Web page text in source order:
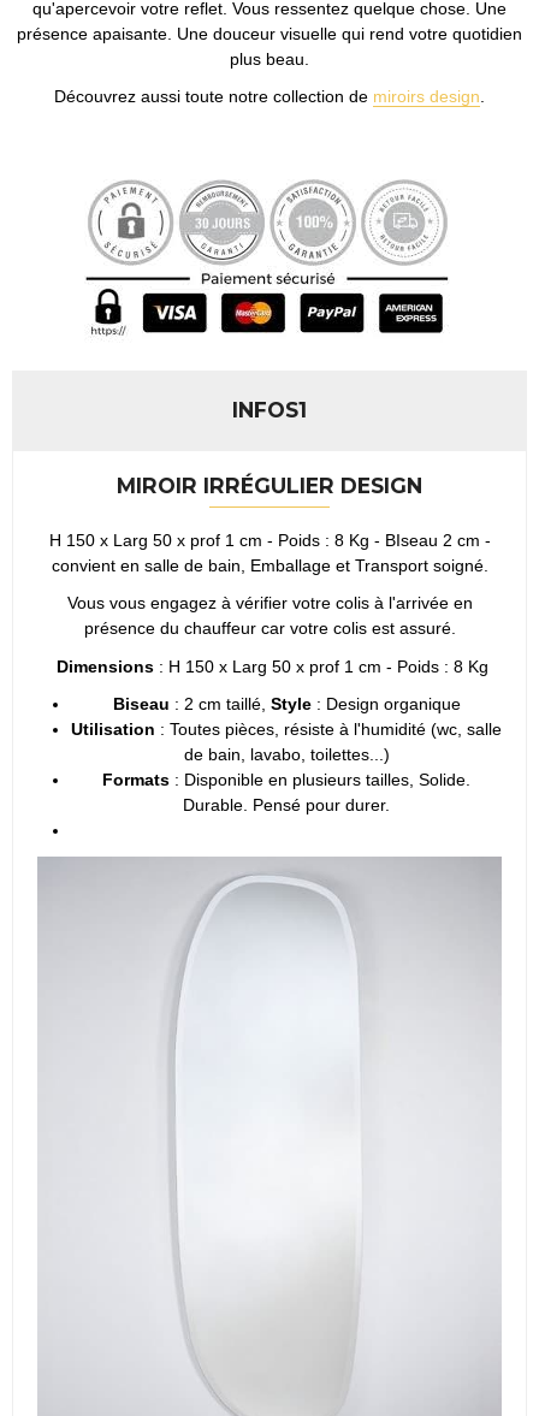
qu'apercevoir votre reflet. Vous ressentez quelque chose. Une
présence apaisante. Une douceur visuelle qui rend votre quotidien
plus beau.
Découvrez aussi toute notre collection de miroirs design
INFOS1
MIROIR IRRÉGULIER DESIGN
H 150 x Larg 50 x prof 1 cm - Poids : 8 Kg - BIseau 2 cm -
convient en salle de bain, Emballage et Transport soigné.
Vous vous engagez à vérifier votre colis à l'arrivée en
présence du chauffeur car votre colis est assuré.
Dimensions: H 150 x Larg 50 x prof 1 cm - Poids : 8 Kg
Biseau : 2 cm taillé, Style: Design organique
Utilisation : Toutes pièces, résiste à l'humidité (wc, salle
de bain, lavabo, toilettes...)
Formats : Disponible en plusieurs tailles, Solide.
Durable. Pensé pour durer.